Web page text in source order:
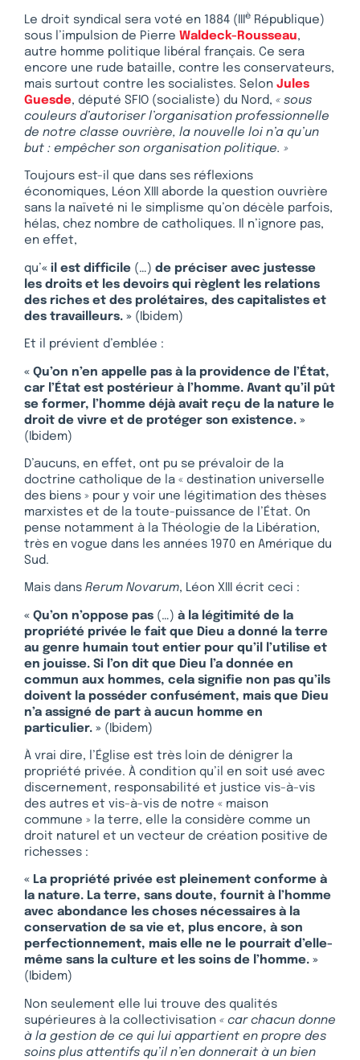
Le droit syndical sera voté en 1884 (III è République)
sous l’impulsion de Pierre Waldeck-Rousseau,
autre homme politique libéral français. Ce sera
encore une rude bataille, contre les conservateurs,
mais surtout contre les socialistes. Selon Jules
Guesde, député SFIO (socialiste) du Nord, « sous
couleurs d’autoriser l’organisation professionnelle
de notre classe ouvrière, la nouvelle loi n’a qu’un
but : empêcher son organisation politique. »
Toujours est-il que dans ses réflexions
économiques, Léon XIII aborde la question ouvrière
sans la naïveté ni le simplisme qu’on décèle parfois,
hélas, chez nombre de catholiques. Il n’ignore pas,
en effet,
qu’« il est difficile (…) de préciser avec justesse
les droits et les devoirs qui règlent les relations
des riches et des prolétaires, des capitalistes et
des travailleurs. » (Ibidem)
Et il prévient d’emblée :
« Qu’on n’en appelle pas à la providence de l’État,
car l’État est postérieur à l’homme. Avant qu’il pût
se former, l’homme déjà avait reçu de la nature le
droit de vivre et de protéger son existence. »
(Ibidem)
D’aucuns, en effet, ont pu se prévaloir de la
doctrine catholique de la « destination universelle
des biens » pour y voir une légitimation des thèses
marxistes et de la toute-puissance de l’État. On
pense notamment à la Théologie de la Libération,
très en vogue dans les années 1970 en Amérique du
Sud.
Mais dans Rerum Novarum, Léon XIII écrit ceci :
« Qu’on n’oppose pas (…) à la légitimité de la
propriété privée le fait que Dieu a donné la terre
au genre humain tout entier pour qu’il l’utilise et
en jouisse. Si l’on dit que Dieu l’a donnée en
commun aux hommes, cela signifie non pas qu’ils
doivent la posséder confusément, mais que Dieu
n’a assigné de part à aucun homme en
particulier. » (Ibidem)
À vrai dire, l’Église est très loin de dénigrer la
propriété privée. À condition qu’il en soit usé avec
discernement, responsabilité et justice vis-à-vis
des autres et vis-à-vis de notre « maison
commune » la terre, elle la considère comme un
droit naturel et un vecteur de création positive de
richesses :
« La propriété privée est pleinement conforme à
la nature. La terre, sans doute, fournit à l’homme
avec abondance les choses nécessaires à la
conservation de sa vie et, plus encore, à son
perfectionnement, mais elle ne le pourrait d’elle-
même sans la culture et les soins de l’homme. »
(Ibidem)
Non seulement elle lui trouve des qualités
supérieures à la collectivisation « car chacun donne
à la gestion de ce qui lui appartient en propre des
soins plus attentifs qu’il n’en donnerait à un bien